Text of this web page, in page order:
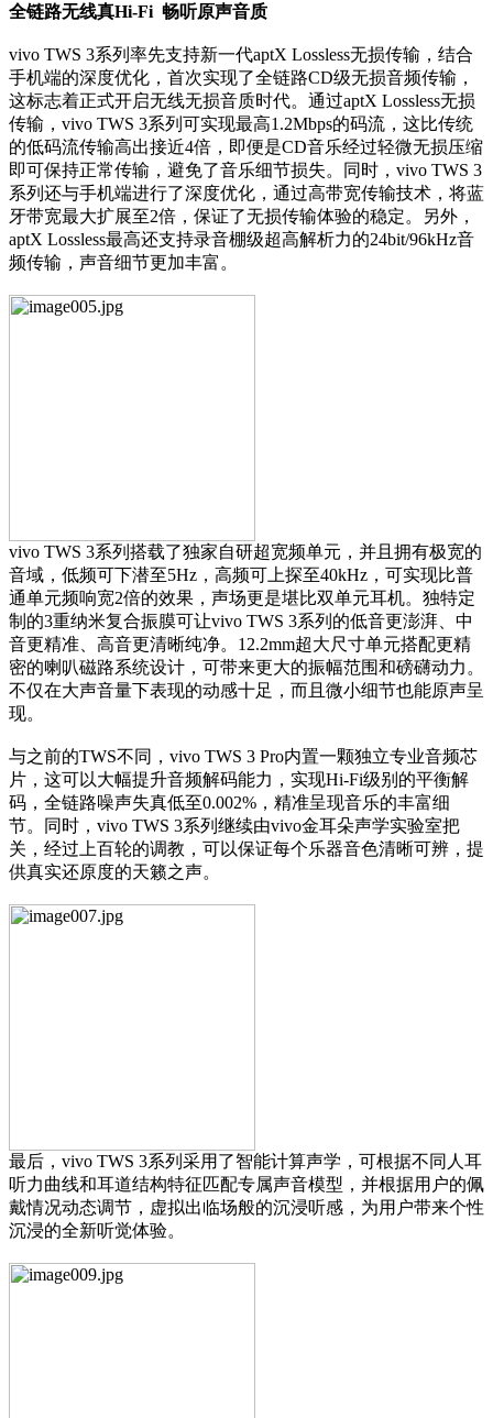
全链路无线真Hi-Fi 畅听原声音质
vivo TWS 3系列率先支持新一代aptX Lossless无损传输，结合
手机端的深度优化，首次实现了全链路CD级无损音频传输，
这标志着正式开启无线无损音质时代。通过aptX Lossless无损
传输，vivo TWS 3系列可实现最高1.2Mbps的码流，这比传统
的低码流传输高出接近4倍，即便是CD音乐经过轻微无损压缩
即可保持正常传输，避免了音乐细节损失。同时，vivo TWS 3
系列还与手机端进行了深度优化，通过高带宽传输技术，将蓝
牙带宽最大扩展至2倍，保证了无损传输体验的稳定。另外，
aptX Lossless最高还支持录音棚级超高解析力的24bit/96kHz音
频传输，声音细节更加丰富。
vivo TWS 3系列搭载了独家自研超宽频单元，并且拥有极宽的
音域，低频可下潜至5Hz，高频可上探至40kHz，可实现比普
通单元频响宽2倍的效果，声场更是堪比双单元耳机。独特定
制的3重纳米复合振膜可让vivo TWS 3系列的低音更澎湃、中
音更精准、高音更清晰纯净。12.2mm超大尺寸单元搭配更精
密的喇叭磁路系统设计，可带来更大的振幅范围和磅礴动力。
不仅在大声音量下表现的动感十足，而且微小细节也能原声呈
现。
与之前的TWS不同，vivo TWS 3 Pro内置一颗独立专业音频芯
片，这可以大幅提升音频解码能力，实现Hi-Fi级别的平衡解
码，全链路噪声失真低至0.002%，精准呈现音乐的丰富细
节。同时，vivo TWS 3系列继续由vivo金耳朵声学实验室把
关，经过上百轮的调教，可以保证每个乐器音色清晰可辨，提
供真实还原度的天籁之声。
最后，vivo TWS 3系列采用了智能计算声学，可根据不同人耳
听力曲线和耳道结构特征匹配专属声音模型，并根据用户的佩
戴情况动态调节，虚拟出临场般的沉浸听感，为用户带来个性
沉浸的全新听觉体验。